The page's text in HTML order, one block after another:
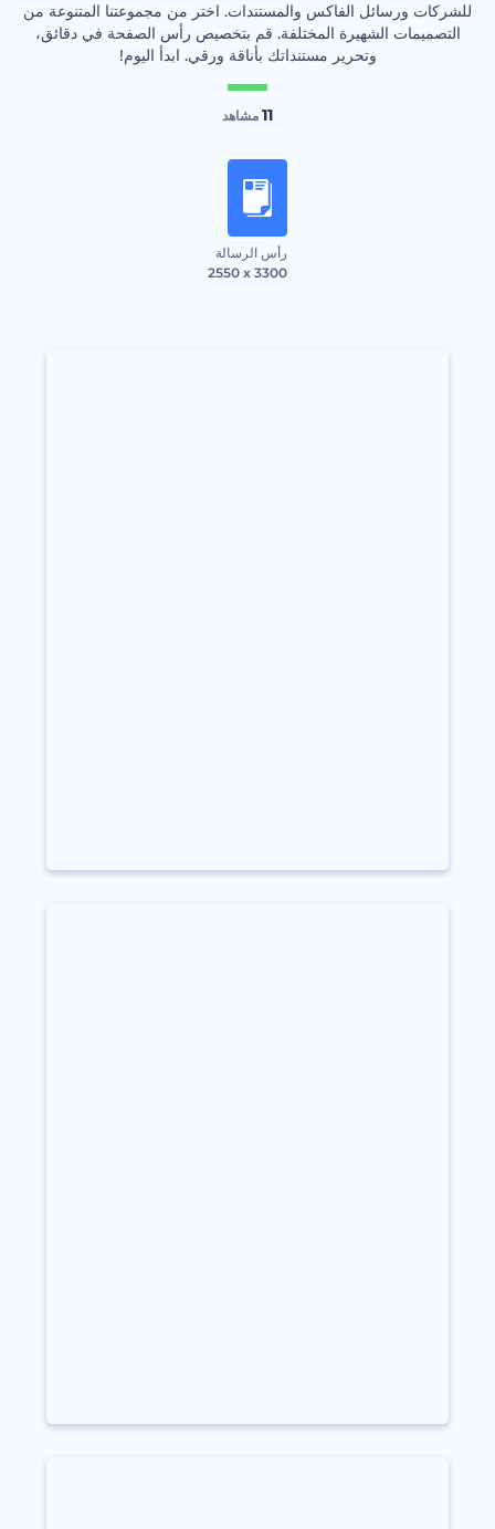
للشركات ورسائل الفاكس والمستندات. اختر من مجموعتنا المتنوعة من
التصميمات الشهيرة المختلفة. قم بتخصيص رأس الصفحة في دقائق،
وتحرير مستنداتك بأناقة ورقي. ابدأ اليوم!
11 مشاهد
رأس الرسالة
2550 x 3300